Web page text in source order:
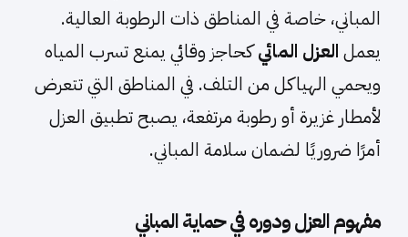
المباني، خاصة في المناطق ذات الرطوبة العالية.
يعمل العزل المائيكحاجز وقائي يمنع تسرب المياه
ويحمي الهياكل من التلف. في المناطق التي تتعرض
لأمطار غزيرة أو رطوبة مرتفعة، يصبح تطبيق العزل
أمرًا ضروريًا لضمان سلامة المباني.
مفهوم العزل ودوره في حماية المباني